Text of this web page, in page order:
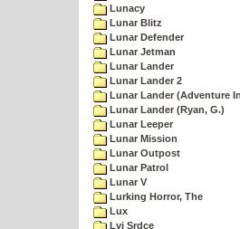
Lunacy
Lunar Blitz
Lunar Defender
Lunar Jetman
Lunar Lander
Lunar Lander 2
Lunar Lander (Adventure
Lunar Lander (Ryan, G.)
Lunar Leeper
Lunar Mission
Lunar Outpost
Lunar Patrol
Lunar V
Lurking Horror, The
Lux
Lvi Srdce